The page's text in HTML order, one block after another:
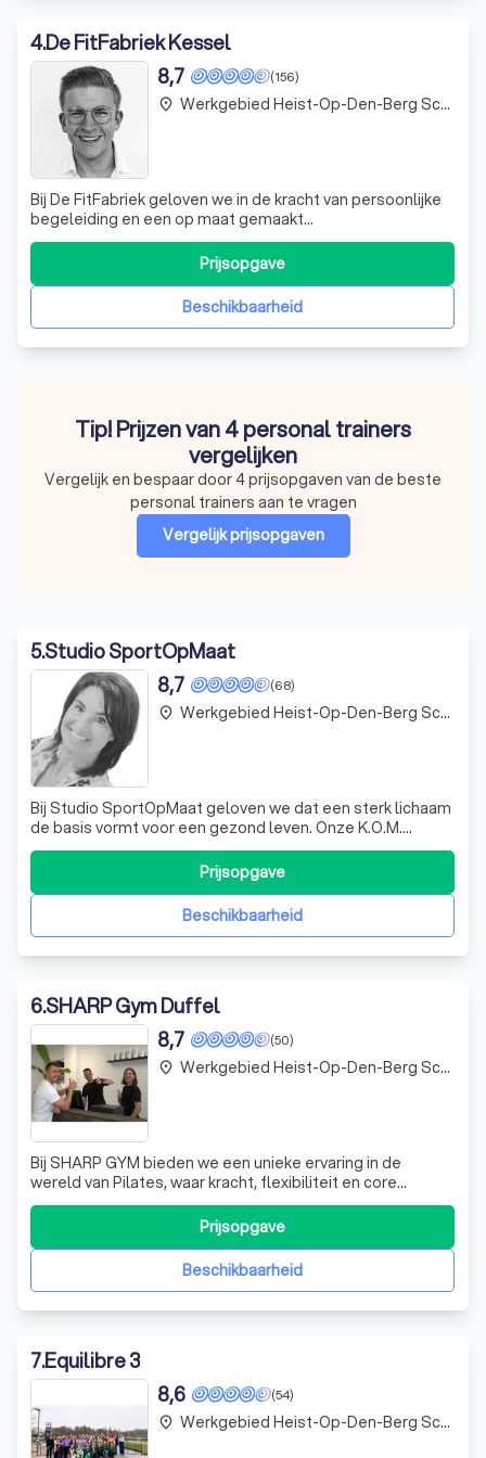
4.De FitFabriek Kessel
(156)
8,7
Bij De FitFabriek geloven we in de kracht van persoonlijke
begeleiding en een op maat gemaakt
trainingsprogramma. Wij onderscheiden ons door onze
toewijding aan het welzijn van onze leden. Ons team van
ervaren trainers staat elke dag klaar om jou te
ondersteunen in jouw fitnessreis. We creëren een o
Beschikbaarheid
Prijsopgave
place Werkgebied Heist-Op-Den-Berg Schriek
Tip! Prijzen van 4 personal trainers
vergelijken
Vergelijk en bespaar door 4 prijsopgaven van de beste
personal trainers aan te vragen
Vergelijk prijsopgaven
5.Studio SportOpMaat
(68)
8,7
Bij Studio SportOpMaat geloven we dat een sterk lichaam
de basis vormt voor een gezond leven. Onze K.O.M.
training, wat staat voor KrachtOpMaat, is speciaal
ontworpen om resultaatgericht te zijn. Of je nu groot of
klein, slank of mollig, jong of oud bent, wij bieden een
krachttraining die aansluit bBeschikbaarheid
Prijsopgave
place Werkgebied Heist-Op-Den-Berg Schriek
6.SHARP Gym Duffel
(50)
8,7
Bij SHARP GYM bieden we een unieke ervaring in de
wereld van Pilates, waar kracht, flexibiliteit en core
stability centraal staan. Onze lessen zijn ontworpen om
jou uit te dagen, ongeacht je niveau. Of je nu een beginner
bent of al ervaring hebt, wij passen de oefeningen aan op
jouw persoonlijke behBeschikbaarheid
Prijsopgave
place Werkgebied Heist-Op-Den-Berg Schriek
7.Equilibre 3
(54)
8,6
place Werkgebied Heist-Op-Den-Berg Schriek